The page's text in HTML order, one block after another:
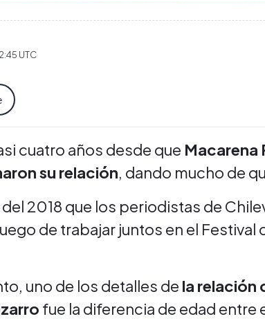
UTC
cuatro años desde que Macarena
su relación, dando mucho de
2018 que los periodistas de
de trabajar juntos en el Festival
uno de los detalles de la relación
fue la diferencia de edad entre